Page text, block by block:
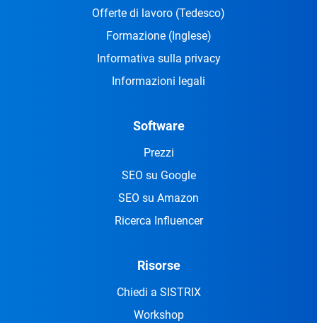
Offerte di lavoro (Tedesco)
Formazione (Inglese)
Informativa sulla privacy
Informazioni legali
Software
Prezzi
SEO su Google
SEO su Amazon
Ricerca Influencer
Risorse
Chiedi a SISTRIX
Workshop